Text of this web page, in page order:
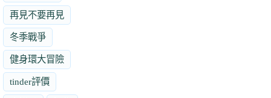
再見不要再見
冬季戰爭
健身環大冒險
tinder評價